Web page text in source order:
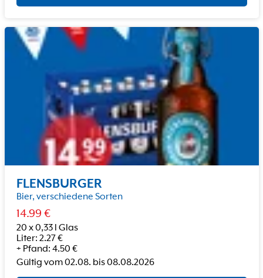
FLENSBURGER
Bier, verschiedene Sorten
14.99 €
20 x 0,33 l Glas
Liter: 2.27€
+ Pfand: 4.50 €
Gültig vom02.08. bis08.08.2026